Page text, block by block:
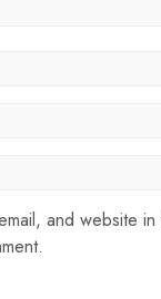
and website